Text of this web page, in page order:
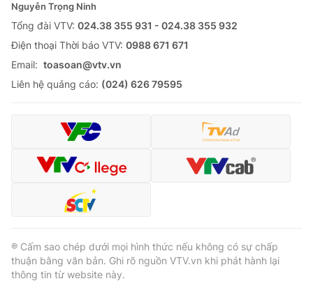
VTV4 Vươn mình bằng AI
VTV9
Theo dõi báo trên
Nguyễn Trọng Ninh
Tổng đài VTV: 024.38 355 931 - 024.38 355 932
Ðiện thoại Thời báo VTV: 0988 671 671
Email: toasoan@vtv.vn
Liên hệ quảng cáo: (024) 626 79595
® Cấm sao chép dưới mọi hình thức nếu không có sự chấp
thuận bằng văn bản. Ghi rõ nguồn VTV.vn khi phát hành lại
thông tin từ website này.